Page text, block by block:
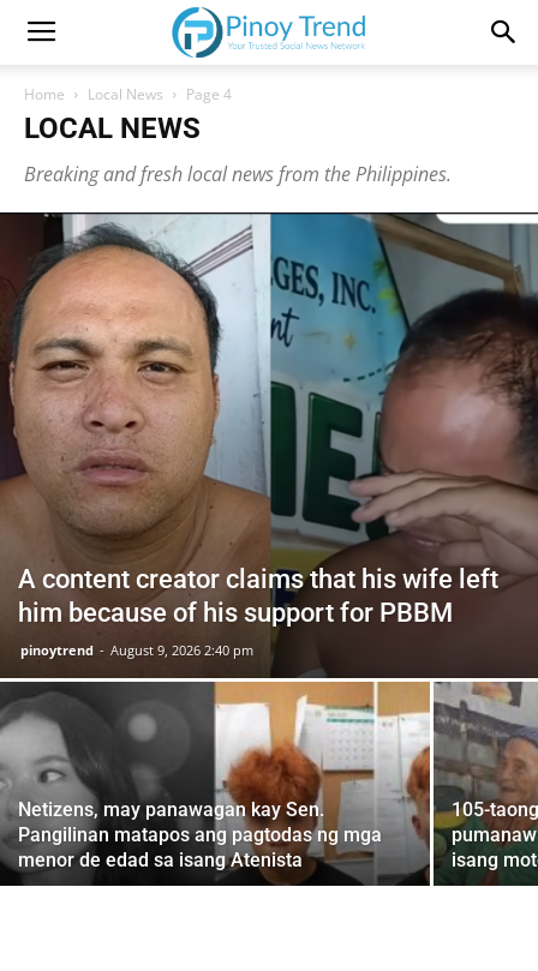
Home Local News Page 4
LOCAL NEWS
Breaking and fresh local news from the Philippines.
A content creator claims that his wife left
him because of his support for PBBM
pinoytrend - August 9, 2026 2:40 pm
Netizens, may panawagan kay Sen.
Pangilinan matapos ang pagtodas ng mga
menor de edad sa isang Atenista
105-
isang